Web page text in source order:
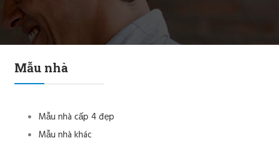
Mẫu nhà
Mẫu nhà cấp 4 đẹp
Mẫu nhà khác